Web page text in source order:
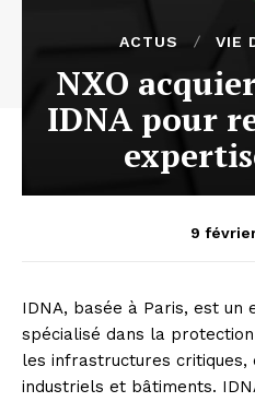
ACTUS VIE
NXO
IDNA pour
9
IDNA, basée à Paris, est
spécialisé dans la
les infrastructures critiques,
industriels et bâtiments.